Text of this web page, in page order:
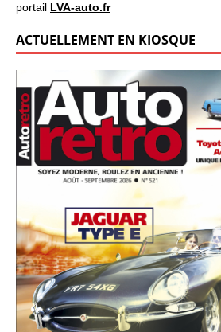
portail LVA-auto.fr
ACTUELLEMENT EN KIOSQUE